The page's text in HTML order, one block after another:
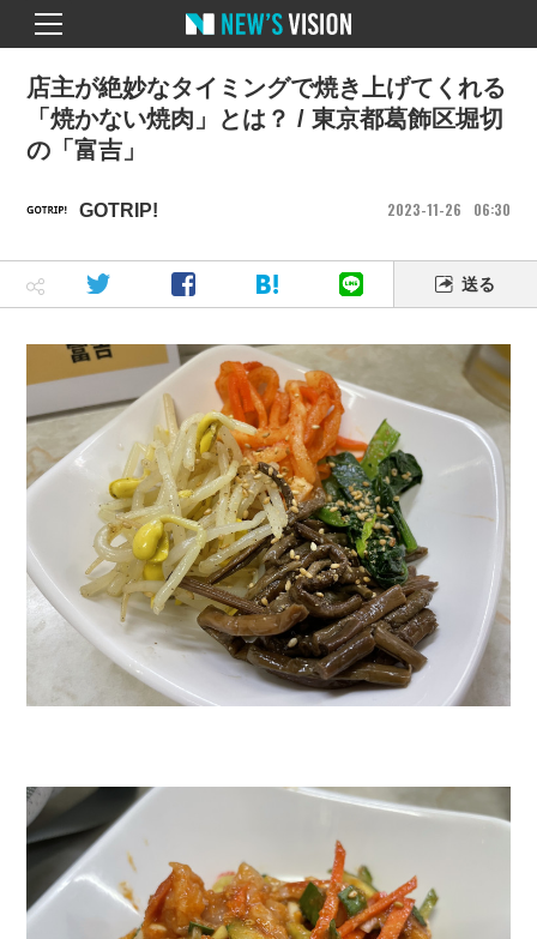
GOTRIP! 2023 11 26 06 30
店主が絶妙なタイミングで焼き上げてくれる
「焼かない焼肉」とは？ / 東京都葛飾区堀切
の「富吉」
送る